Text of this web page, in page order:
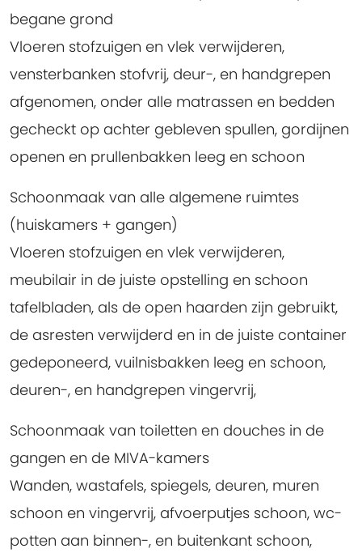
begane grond
Vloeren stofzuigen en vlek verwijderen,
vensterbanken stofvrij, deur-, en handgrepen
afgenomen, onder alle matrassen en bedden
gecheckt op achter gebleven spullen, gordijnen
openen en prullenbakken leeg en schoon
Schoonmaak van alle algemene ruimtes
(huiskamers + gangen)
Vloeren stofzuigen en vlek verwijderen,
meubilair in de juiste opstelling en schoon
tafelbladen, als de open haarden zijn gebruikt,
de asresten verwijderd en in de juiste container
gedeponeerd, vuilnisbakken leeg en schoon,
deuren-, en handgrepen vingervrij,
Schoonmaak van toiletten en douches in de
gangen en de MIVA-kamers
Wanden, wastafels, spiegels, deuren, muren
schoon en vingervrij, afvoerputjes schoon, wc-
potten aan binnen-, en buitenkant schoon,